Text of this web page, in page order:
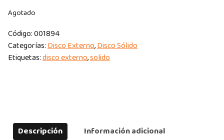
Agotado
Código:001894
Categorías:Disco Externo,Disco Sólido
Etiquetas:disco externo,solido
Descripción Información adicional